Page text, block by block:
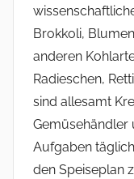
Brokkoli,
anderen
Radieschen,
sind allesamt
Gemüsehändler
Aufgaben
den Speiseplan